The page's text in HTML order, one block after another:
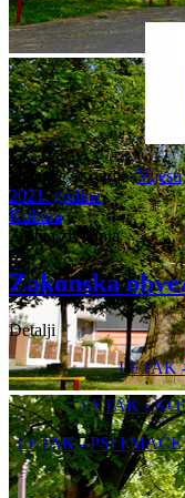
Nalazite se ovdje:Vijesti
2021. godina
Kultura
Zaštita životinja
Zakonska
Detalji
LETAK
LETAK -
LETAK - PSI I